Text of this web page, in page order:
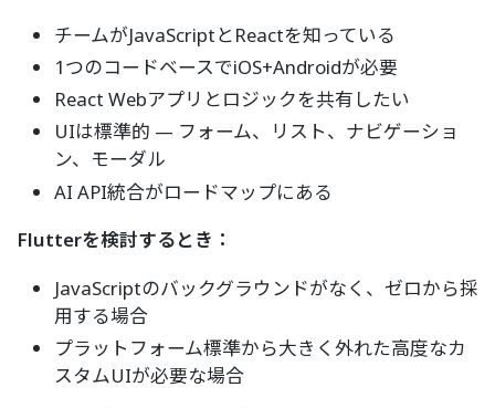
チームがJavaScriptとReactを知っている
1つのコードベースでiOS+Androidが必要
React Webアプリとロジックを共有したい
UIは標準的 — フォーム、リスト、ナビゲーショ
ン、モーダル
AI API統合がロードマップにある
Flutterを検討するとき：
JavaScriptのバックグラウンドがなく、ゼロから採
用する場合
プラットフォーム標準から大きく外れた高度なカ
スタムUIが必要な場合